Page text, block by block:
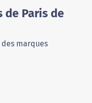
de Paris de
marques